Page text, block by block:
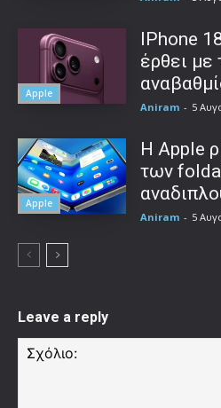
Apple
IPhone
έρθει με
Aniram - 5
Apple
Η Apple
των
Aniram - 5
Leave a reply